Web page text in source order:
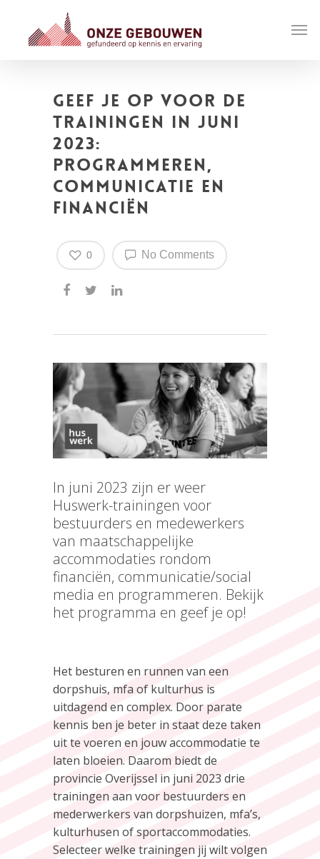
Geef je op voor de
trainingen in juni
2023:
Programmeren,
Communicatie en
Financiën
No Comments
0
In juni 2023 zijn er weer
Huswerk-trainingen voor
bestuurders en medewerkers
van maatschappelijke
accommodaties rondom
financiën, communicatie/social
media en programmeren. Bekijk
het programma en geef je op!
Het besturen en runnen van een
dorpshuis, mfa of kulturhus is
uitdagend en complex. Door parate
kennis ben je beter in staat deze taken
uit te voeren en jouw accommodatie te
laten bloeien. Daarom biedt de
provincie Overijssel in juni 2023 drie
trainingen aan voor bestuurders en
mederwerkers van dorpshuizen, mfa’s,
kulturhusen of sportaccommodaties.
Selecteer welke trainingen jij wilt volgen